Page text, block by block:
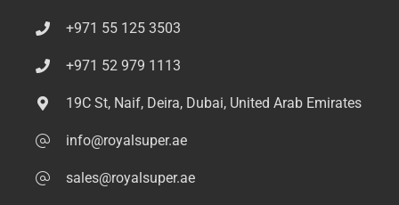
+971 55 125 3503
+971 52 979 1113
19C St, Naif, Deira, Dubai, United Arab Emirates
info@royalsuper.ae
sales@royalsuper.ae